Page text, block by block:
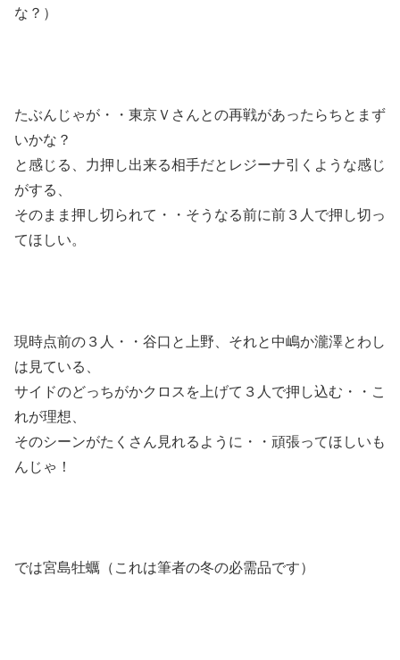
な？）
たぶんじゃが・・東京Ｖさんとの再戦があったらちとまず
いかな？
と感じる、力押し出来る相手だとレジーナ引くような感じ
がする、
そのまま押し切られて・・そうなる前に前３人で押し切っ
てほしい。
現時点前の３人・・谷口と上野、それと中嶋か瀧澤とわし
は見ている、
サイドのどっちがかクロスを上げて３人で押し込む・・こ
れが理想、
そのシーンがたくさん見れるように・・頑張ってほしいも
んじゃ！
では宮島牡蠣（これは筆者の冬の必需品です）